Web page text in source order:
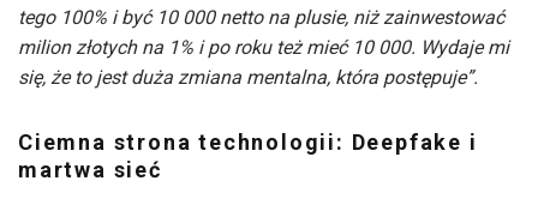
tego 100% i być 10 000 netto na plusie, niż zainwestować
milion złotych na 1% i po roku też mieć 10 000. Wydaje mi
się, że to jest duża zmiana mentalna, która postępuje”.
Ciemna strona technologii: Deepfake i
martwa sieć